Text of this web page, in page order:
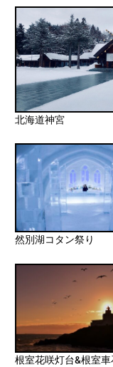
北海道神宮
然別湖コタン祭り
根室花咲灯台&根室車